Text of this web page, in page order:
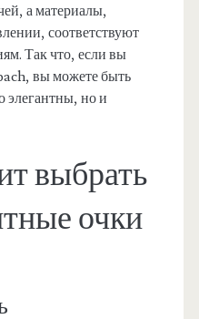
а материалы,
соответствуют
Так что, если вы
вы можете быть
элегантны, но и
выбрать
очки